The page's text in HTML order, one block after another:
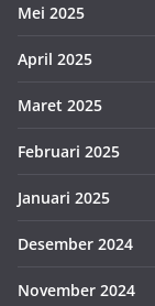
Mei 2025
April 2025
Maret 2025
Februari 2025
Januari 2025
Desember 2024
November 2024